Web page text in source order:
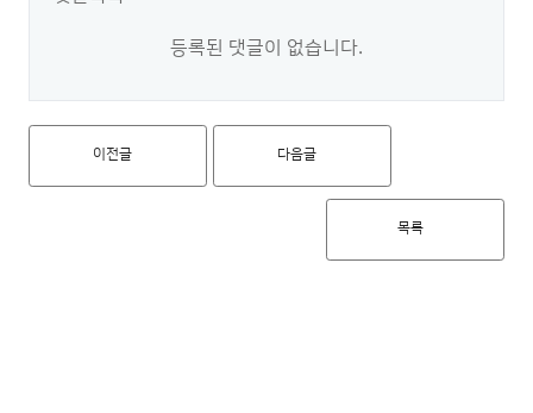
등록된 댓글이 없습니다.
이전글 다음글
목록